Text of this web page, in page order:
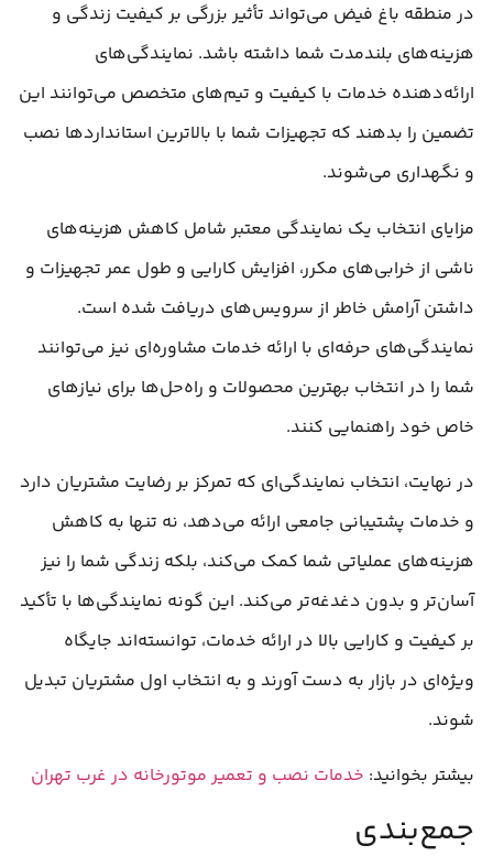
در منطقه باغ فیض می‌تواند تأثیر بزرگی بر کیفیت زندگی و
هزینه‌های بلندمدت شما داشته باشد. نمایندگی‌های
ارائه‌دهنده خدمات با کیفیت و تیم‌های متخصص می‌توانند این
تضمین را بدهند که تجهیزات شما با بالاترین استانداردها نصب
و نگهداری می‌شوند.
مزایای انتخاب یک نمایندگی معتبر شامل کاهش هزینه‌های
ناشی از خرابی‌های مکرر، افزایش کارایی و طول عمر تجهیزات و
داشتن آرامش خاطر از سرویس‌های دریافت شده است.
نمایندگی‌های حرفه‌ای با ارائه خدمات مشاوره‌ای نیز می‌توانند
شما را در انتخاب بهترین محصولات و راه‌حل‌ها برای نیازهای
خاص خود راهنمایی کنند.
در نهایت، انتخاب نمایندگی‌ای که تمرکز بر رضایت مشتریان دارد
و خدمات پشتیبانی جامعی ارائه می‌دهد، نه تنها به کاهش
هزینه‌های عملیاتی شما کمک می‌کند، بلکه زندگی شما را نیز
آسان‌تر و بدون دغدغه‌تر می‌کند. این گونه نمایندگی‌ها با تأکید
بر کیفیت و کارایی بالا در ارائه خدمات، توانسته‌اند جایگاه
ویژه‌ای در بازار به دست آورند و به انتخاب اول مشتریان تبدیل
شوند.
بیشتر بخوانید: خدمات نصب و تعمیر موتورخانه در غرب تهران
جمع‌بندی